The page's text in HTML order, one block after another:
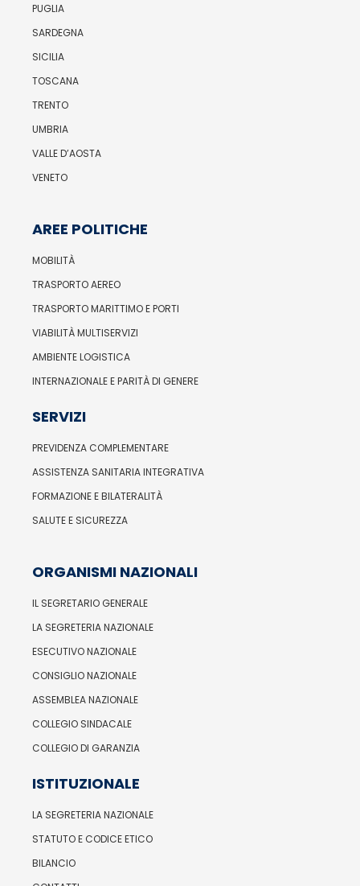
PUGLIA
SARDEGNA
SICILIA
TOSCANA
TRENTO
UMBRIA
VALLE D’AOSTA
VENETO
AREE POLITICHE
MOBILITÀ
TRASPORTO AEREO
TRASPORTO MARITTIMO E PORTI
VIABILITÀ MULTISERVIZI
AMBIENTE LOGISTICA
INTERNAZIONALE E PARITÀ DI GENERE
SERVIZI
PREVIDENZA COMPLEMENTARE
ASSISTENZA SANITARIA INTEGRATIVA
FORMAZIONE E BILATERALITÀ
SALUTE E SICUREZZA
ORGANISMI NAZIONALI
IL SEGRETARIO GENERALE
LA SEGRETERIA NAZIONALE
ESECUTIVO NAZIONALE
CONSIGLIO NAZIONALE
ASSEMBLEA NAZIONALE
COLLEGIO SINDACALE
COLLEGIO DI GARANZIA
ISTITUZIONALE
LA SEGRETERIA NAZIONALE
STATUTO E CODICE ETICO
BILANCIO